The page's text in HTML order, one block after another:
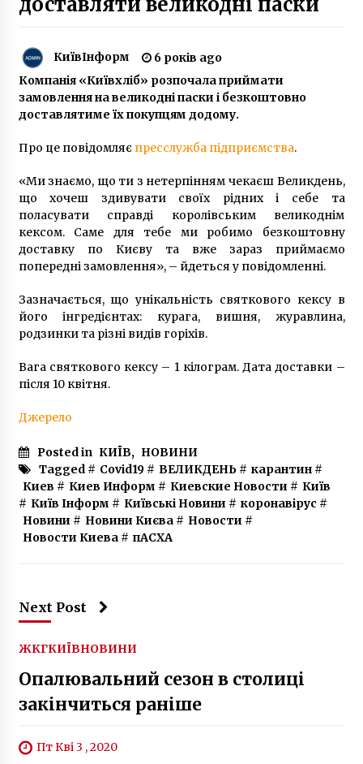
7 років ago
У столиці цього року планують здійснити
відео)
7 років ago
офіс на Хрещатику
Зарядні пристрої для акумуляторів 21700:
потужність під контролем
1 рік ago
94 вокзалах
8 місяців ago
Києва повернули майже 50 мільйонів гривень
КиївІнформ
6 років ago
Компанія «Київхліб» розпочала приймати
замовлення на великодні паски і безкоштовно
доставлятиме їх покупцям додому.
Про це повідомляє пресслужба підприємства.
«Ми знаємо, що ти з нетерпінням чекаєш Великдень,
що хочеш здивувати своїх рідних і себе та
поласувати справді королівським великоднім
кексом. Саме для тебе ми робимо безкоштовну
доставку по Києву та вже зараз приймаємо
попередні замовлення», – йдеться у повідомленні.
Зазначається, що унікальність святкового кексу в
його інгредієнтах: курага, вишня, журавлина,
родзинки та різні видів горіхів.
Вага святкового кексу – 1 кілограм. Дата доставки –
після 10 квітня.
Джерело
Posted in КИЇВ, НОВИНИ
Tagged # Covid19# ВЕЛИКДЕНЬ# карантин#
Киев # Киев Информ # Киевские Новости # Київ
# Київ Інформ # Київські Новини # коронавірус #
Новини # Новини Києва# Новости #
Новости Киева# пАСХА
Next Post
ЖКГКИЇВНОВИНИ
Опалювальний сезон в столиці
закінчиться раніше
Пт Кві 3 , 2020